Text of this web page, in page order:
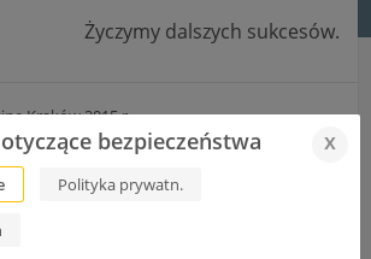
Życzymy dalszych sukcesów.
Kraków 2015 r.
Budujemy budki dla nietoperzy
bezpieczeństwa x
Polityka prywatn.